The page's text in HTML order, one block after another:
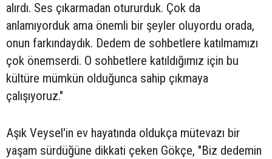
alırdı. Ses çıkarmadan otururduk. Çok da
anlamıyorduk ama önemli bir şeyler oluyordu orada,
onun farkındaydık. Dedem de sohbetlere katılmamızı
çok önemserdi. O sohbetlere katıldığımız için bu
kültüre mümkün olduğunca sahip çıkmaya
çalışıyoruz."
Aşık Veysel'in ev hayatında oldukça mütevazı bir
yaşam sürdüğüne dikkati çeken Gökçe, "Biz dedemin